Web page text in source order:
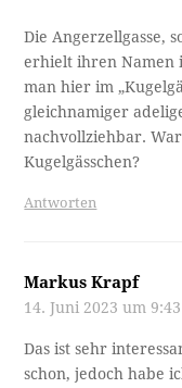
Die Angerzellgasse,
erhielt ihren Namen
man hier im
gleichnamiger
nachvollziehbar.
Kugelgässchen?
Antworten
Markus Krapf
14. Juni 2023 um
Das ist sehr
schon, jedoch habe